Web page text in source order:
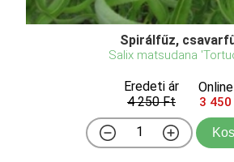
Spirálfűz,
Salix matsudana
Eredeti ár
4 250 Ft
3 450